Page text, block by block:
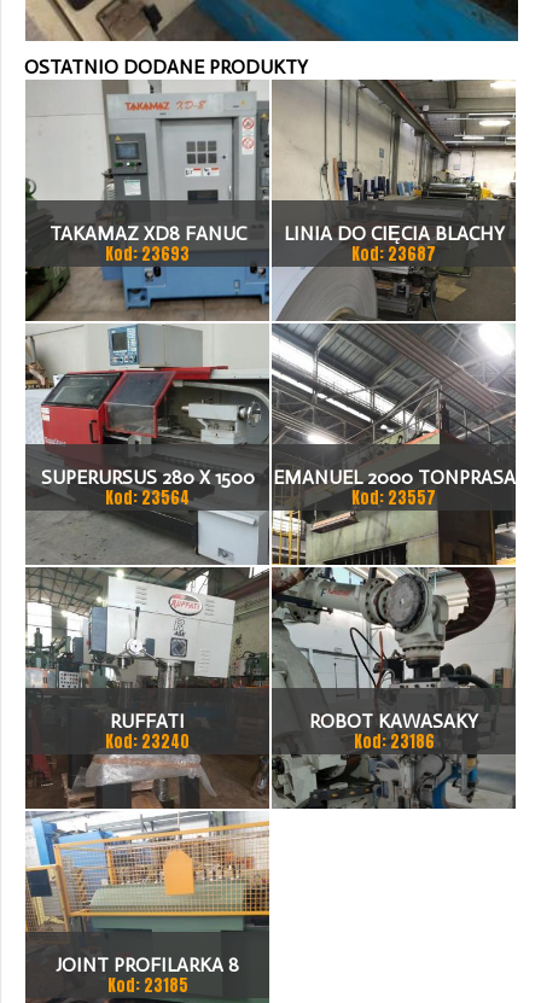
OSTATNIO DODANE PRODUKTY
TAKAMAZ XD8 FANUC
21ITA TOKARKA CNC
Kod: 23693
LINIA DO CIĘCIA BLACHY
1.500 X 1,5 (2,5) MM
Kod: 23687
SUPERURSUS 280 X 1500
TOKARKA
Kod: 23564
EMANUEL 2000 TONPRASA
HYDRAULICZNA 3200 X
2000
Kod: 23557
RUFFATI
Kod: 23240
ROBOT KAWASAKY
Kod: 23186
JOINT PROFILARKA 8
Kod: 23185